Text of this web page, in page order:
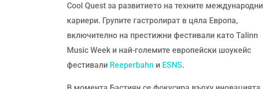
Cool Quest за развитието на техните международни
кариери. Групите гастролират в цяла Европа,
включително на престижни фестивали като Talinn
Music Week и най-големите европейски шоукейс
фестивали Reeperbahn и ESNS.